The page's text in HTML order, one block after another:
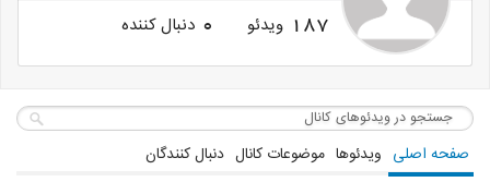
187 ویدئو 0 دنبال کننده
صفحه اصلی ویدئوها موضوعات کانال دنبال کنندگان